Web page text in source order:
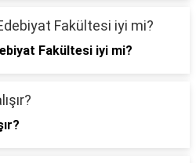
Fakültesi iyi mi?